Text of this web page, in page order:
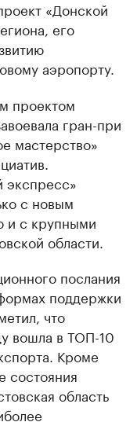
«Донской
его
аэропорту.
проектом
гран-при
мастерство»
экспресс»
с новым
и с крупными
области.
послания
поддержки
что
вошла в ТОП-10
Кроме
состояния
область